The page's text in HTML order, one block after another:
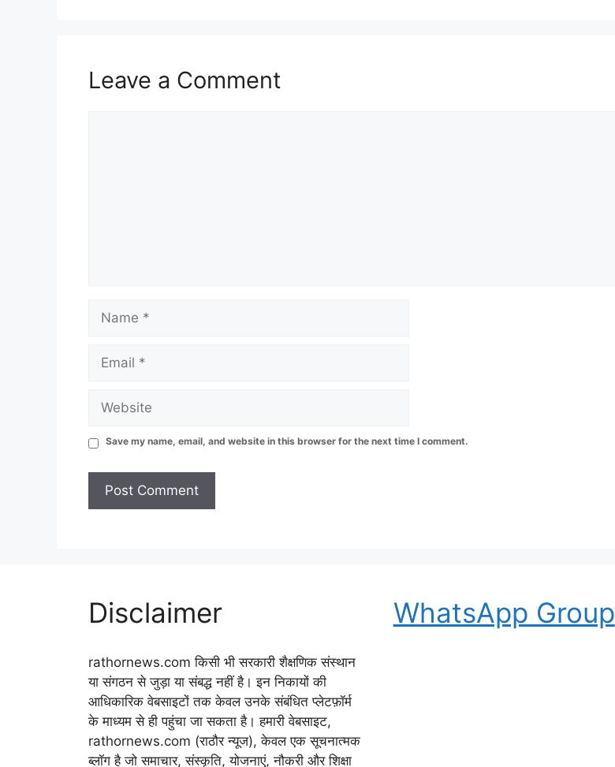
Leave a Comment
Save my name, email, and website in this browser for the next time I comment.
Disclaimer
rathornews.com किसी भी सरकारी शैक्षणिक संस्थान
या संगठन से जुड़ा या संबद्ध नहीं है। इन निकायों की
आधिकारिक वेबसाइटों तक केवल उनके संबंधित प्लेटफ़ॉर्म
के माध्यम से ही पहुंचा जा सकता है। हमारी वेबसाइट,
rathornews.com (राठौर न्यूज), केवल एक सूचनात्मक
ब्लॉग है जो समाचार, संस्कृति, योजनाएं, नौकरी और शिक्षा
WhatsApp Group